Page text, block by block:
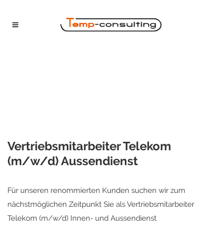
Vertriebsmitarbeiter Telekom
(m/w/d) Aussendienst
Für unseren renommierten Kunden suchen wir zum
nächstmöglichen Zeitpunkt Sie als Vertriebsmitarbeiter
Telekom (m/w/d) Innen- und Aussendienst